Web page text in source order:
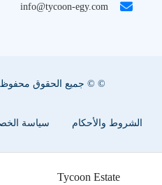
Tycoon Estate
info@tycoon-egy.com
© © جميع الحقوق محفوظة 2025 | تايكون
الشروط والأحكام سياسة
سياسة ملفات تعريف الإرتباط